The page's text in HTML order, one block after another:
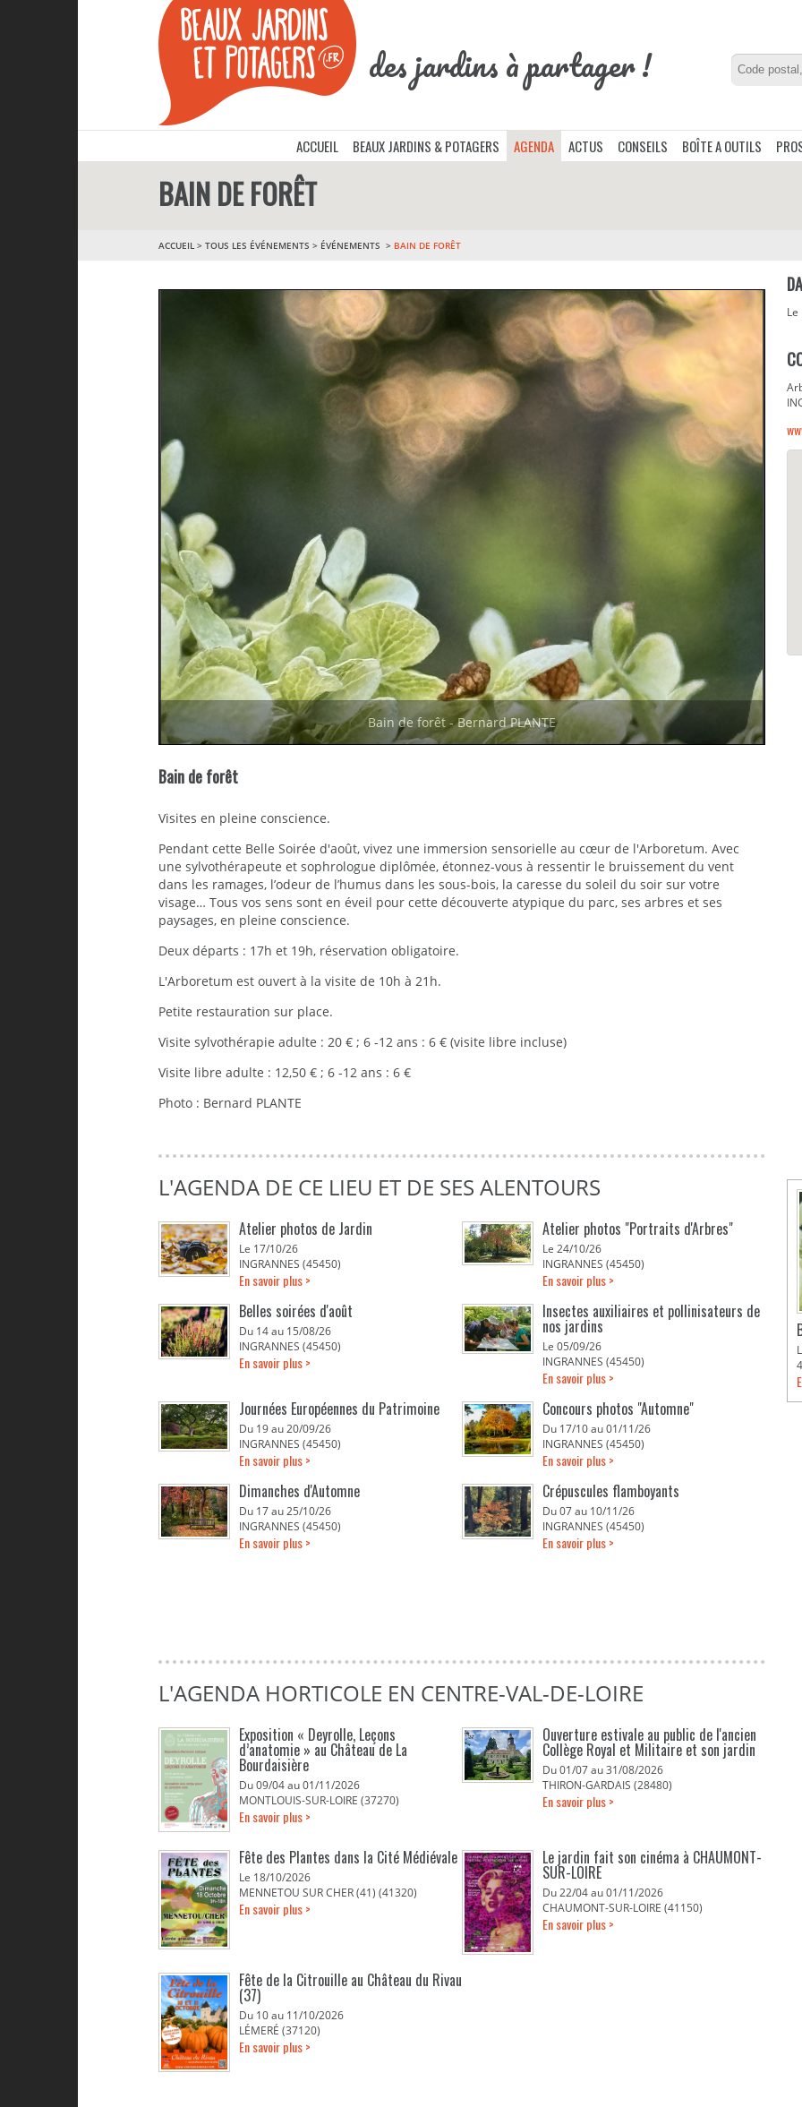
des jardins à partager !
ACCUEIL BEAUX JARDINS & POTAGERS AGENDA ACTUS CONSEILS BOÎTE A OUTILS
BAIN DE FORÊT
ACCUEIL > TOUS LES ÉVÉNEMENTS > ÉVÉNEMENTS BAIN DE FORÊT
Bain de forêt - Bernard PLANTE
Bain de forêt
Visites en pleine conscience.
Pendant cette Belle Soirée d'août, vivez une immersion sensorielle au cœur de l'Arboretum. Avec
une sylvothérapeute et sophrologue diplômée, étonnez-vous à ressentir le bruissement du vent
dans les ramages, l’odeur de l’humus dans les sous-bois, la caresse du soleil du soir sur votre
visage… Tous vos sens sont en éveil pour cette découverte atypique du parc, ses arbres et ses
paysages, en pleine conscience.
Deux départs : 17h et 19h, réservation obligatoire.
L'Arboretum est ouvert à la visite de 10h à 21h.
Petite restauration sur place.
Visite sylvothérapie adulte : 20 € ; 6 -12 ans : 6 € (visite libre incluse)
Visite libre adulte : 12,50 € ; 6 -12 ans : 6 €
Photo : Bernard PLANTE
L'AGENDA DE CE LIEU ET DE SES ALENTOURS
Atelier photos de Jardin
Le 17/10/26
INGRANNES (45450)
En savoir plus >
Atelier photos "Portraits d'Arbres"
Le 24/10/26
INGRANNES (45450)
En savoir plus >
Belles soirées d'août
Du 14 au 15/08/26
INGRANNES (45450)
En savoir plus >
Insectes auxiliaires et pollinisateurs de
nos jardins
Le 05/09/26
INGRANNES (45450)
En savoir plus >
Journées Européennes du Patrimoine
Du 19 au 20/09/26
INGRANNES (45450)
En savoir plus >
Concours photos "Automne"
Du 17/10 au 01/11/26
INGRANNES (45450)
En savoir plus >
Dimanches d'Automne
Du 17 au 25/10/26
INGRANNES (45450)
En savoir plus >
Crépuscules flamboyants
Du 07 au 10/11/26
INGRANNES (45450)
En savoir plus >
L'AGENDA HORTICOLE EN CENTRE-VAL-DE-LOIRE
Exposition « Deyrolle, Leçons
d’anatomie » au Château de La
Bourdaisière
Du 09/04 au 01/11/2026
MONTLOUIS-SUR-LOIRE (37270)
En savoir plus >
Ouverture estivale au public de l'ancien
Collège Royal et Militaire et son jardin
Du 01/07 au 31/08/2026
THIRON-GARDAIS (28480)
En savoir plus >
Fête des Plantes dans la Cité Médiévale
Le 18/10/2026
MENNETOU SUR CHER (41) (41320)
En savoir plus >
Le jardin fait son cinéma à CHAUMONT-
SUR-LOIRE
Du 22/04 au 01/11/2026
CHAUMONT-SUR-LOIRE (41150)
En savoir plus >
Fête de la Citrouille au Château du Rivau
(37)
Du 10 au 11/10/2026
LÉMERÉ (37120)
En savoir plus >